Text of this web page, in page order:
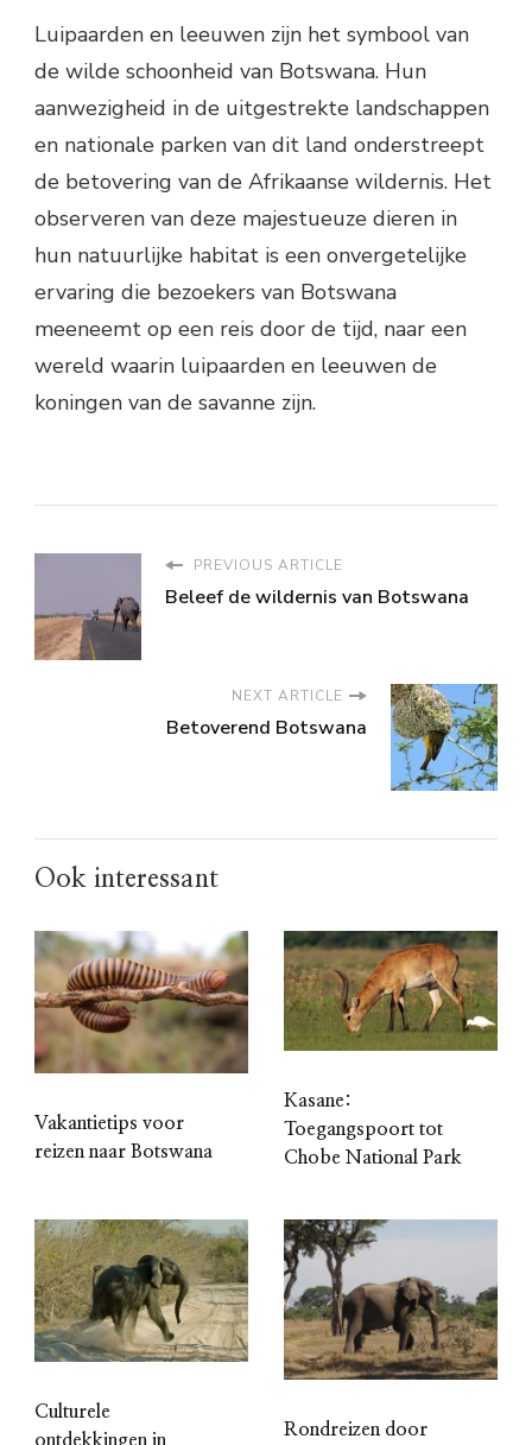
Luipaarden en leeuwen zijn het symbool van
de wilde schoonheid van Botswana. Hun
aanwezigheid in de uitgestrekte landschappen
en nationale parken van dit land onderstreept
de betovering van de Afrikaanse wildernis. Het
observeren van deze majestueuze dieren in
hun natuurlijke habitat is een onvergetelijke
ervaring die bezoekers van Botswana
meeneemt op een reis door de tijd, naar een
wereld waarin luipaarden en leeuwen de
koningen van de savanne zijn.
PREVIOUS ARTICLE
Beleef de wildernis van Botswana
NEXT ARTICLE
Betoverend Botswana
Ook interessant
Vakantietips voor
reizen naar Botswana
Kasane:
Toegangspoort tot
Chobe National Park
Culturele
ontdekkingen in
Rondreizen door